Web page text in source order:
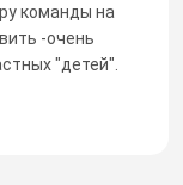
команды на
-очень
"детей".